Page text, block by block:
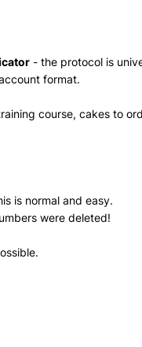
- the protocol is
format.
course, cakes to
is normal and easy.
were deleted!